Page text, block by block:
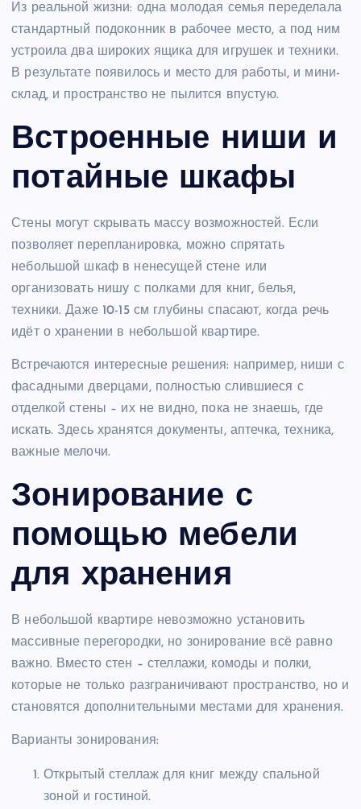
Из реальной жизни: одна молодая семья переделала
стандартный подоконник в рабочее место, а под ним
устроила два широких ящика для игрушек и техники.
В результате появилось и место для работы, и мини-
склад, и пространство не пылится впустую.
Встроенные ниши и
потайные шкафы
Стены могут скрывать массу возможностей. Если
позволяет перепланировка, можно спрятать
небольшой шкаф в ненесущей стене или
организовать нишу с полками для книг, белья,
техники. Даже 10-15 см глубины спасают, когда речь
идёт о хранении в небольшой квартире.
Встречаются интересные решения: например, ниши с
фасадными дверцами, полностью слившиеся с
отделкой стены – их не видно, пока не знаешь, где
искать. Здесь хранятся документы, аптечка, техника,
важные мелочи.
Зонирование с
помощью мебели
для хранения
В небольшой квартире невозможно установить
массивные перегородки, но зонирование всё равно
важно. Вместо стен – стеллажи, комоды и полки,
которые не только разграничивают пространство, но и
становятся дополнительными местами для хранения.
Варианты зонирования:
Открытый стеллаж для книг между спальной
зоной и гостиной.